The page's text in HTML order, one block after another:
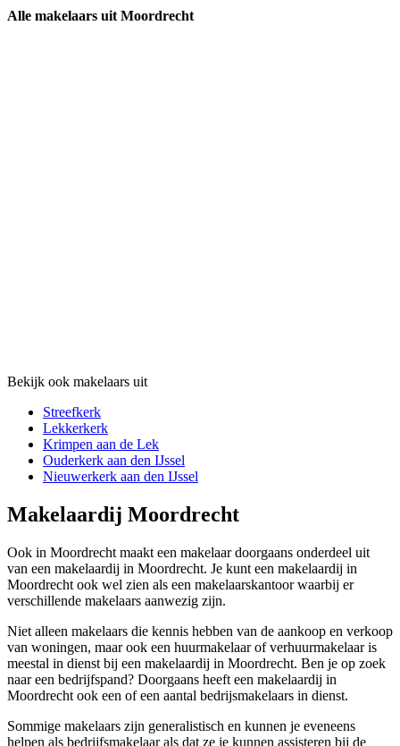
Alle makelaars uit Moordrecht
Bekijk ook makelaars uit
Streefkerk
Lekkerkerk
Krimpen aan de Lek
Ouderkerk aan den IJssel
Nieuwerkerk aan den IJssel
Makelaardij Moordrecht
Ook in Moordrecht maakt een makelaar doorgaans onderdeel uit
van een makelaardij in Moordrecht. Je kunt een makelaardij in
Moordrecht ook wel zien als een makelaarskantoor waarbij er
verschillende makelaars aanwezig zijn.
Niet alleen makelaars die kennis hebben van de aankoop en verkoop
van woningen, maar ook een huurmakelaar of verhuurmakelaar is
meestal in dienst bij een makelaardij in Moordrecht. Ben je op zoek
naar een bedrijfspand? Doorgaans heeft een makelaardij in
Moordrecht ook een of een aantal bedrijsmakelaars in dienst.
Sommige makelaars zijn generalistisch en kunnen je eveneens
helpen als bedrijfsmakelaar als dat ze je kunnen assisteren bij de